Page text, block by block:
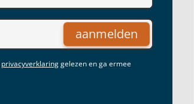
aanmelden
privacyverklaringgelezen en ga ermee